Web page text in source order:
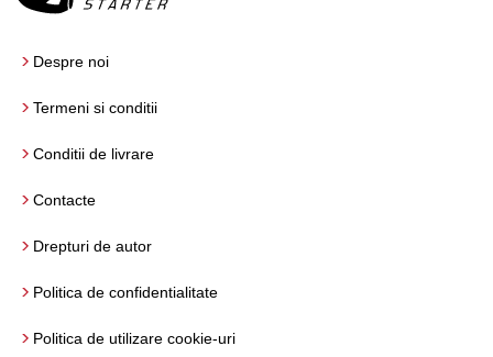
Despre noi
Termeni si conditii
Conditii de livrare
Contacte
Drepturi de autor
Politica de confidentialitate
Politica de utilizare cookie-uri